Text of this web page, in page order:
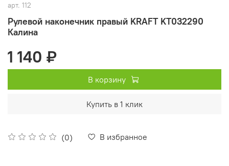
арт. 112
Рулевой наконечник правый KRAFT KT032290
Калина
(0) В избранное
1 140 ₽
В корзину
Купить в 1 клик